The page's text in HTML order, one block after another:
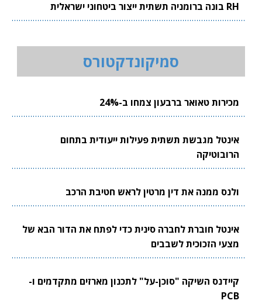
RH בונה ברומניה תשתית ייצור ביטחוני ישראלית
סמיקונדקטורס
מכירות טאואר ברבעון צמחו ב-24%
אינטל מגבשת תשתית פעילות ייעודית בתחום
הרובוטיקה
ולנס ממנה את דין מרטין לראש חטיבת הרכב
אינטל חוברת לחברה סינית כדי לפתח את הדור הבא של
מצעי הזכוכית לשבבים
קיידנס השיקה "סוכן-על" לתכנון מארזים מתקדמים ו-
PCB